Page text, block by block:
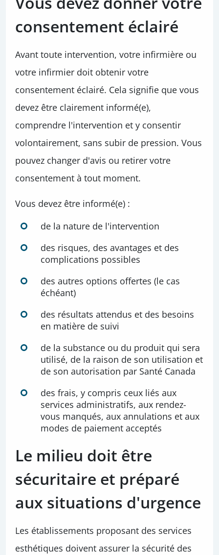
consentement éclairé
Avant toute intervention, votre infirmière ou
votre infirmier doit obtenir votre
consentement éclairé. Cela signifie que vous
devez être clairement informé(e),
comprendre l'intervention et y consentir
volontairement, sans subir de pression. Vous
pouvez changer d'avis ou retirer votre
consentement à tout moment.
Vous devez être informé(e) :
de la nature de l'intervention
des risques, des avantages et des
complications possibles
des autres options offertes (le cas
échéant)
des résultats attendus et des besoins
en matière de suivi
de la substance ou du produit qui sera
utilisé, de la raison de son utilisation et
de son autorisation par Santé Canada
des frais, y compris ceux liés aux
services administratifs, aux rendez-
vous manqués, aux annulations et aux
modes de paiement acceptés
Le milieu doit être
sécuritaire et préparé
aux situations d'urgence
Les établissements proposant des services
esthétiques doivent assurer la sécurité des